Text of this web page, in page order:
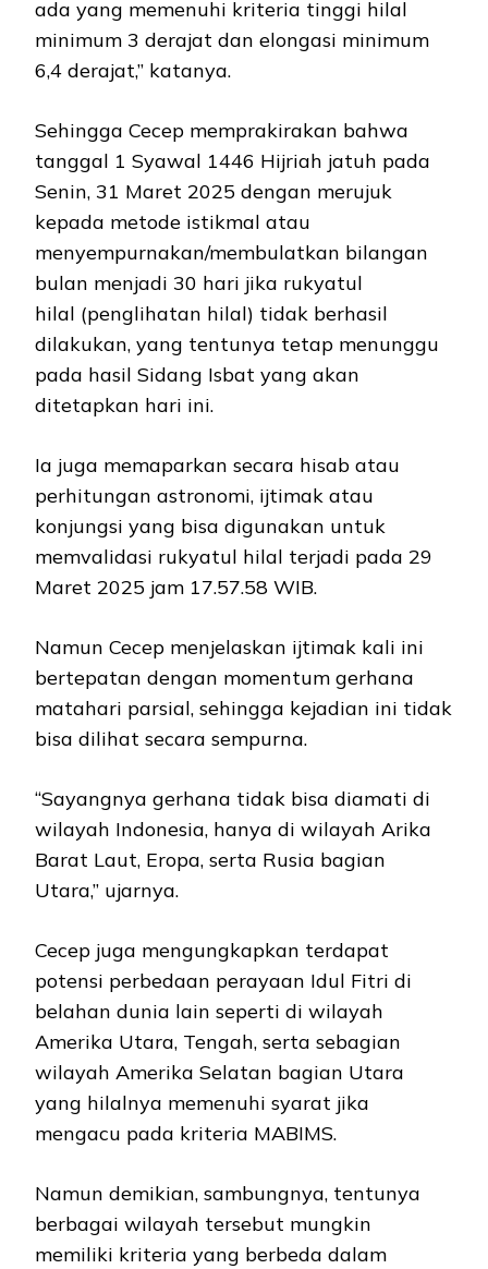
ada yang memenuhi kriteria tinggi hilal
minimum 3 derajat dan elongasi minimum
6,4 derajat,” katanya.
Sehingga Cecep memprakirakan bahwa
tanggal 1 Syawal 1446 Hijriah jatuh pada
Senin, 31 Maret 2025 dengan merujuk
kepada metode istikmal atau
menyempurnakan/membulatkan bilangan
bulan menjadi 30 hari jika rukyatul
hilal (penglihatan hilal) tidak berhasil
dilakukan, yang tentunya tetap menunggu
pada hasil Sidang Isbat yang akan
ditetapkan hari ini.
Ia juga memaparkan secara hisab atau
perhitungan astronomi, ijtimak atau
konjungsi yang bisa digunakan untuk
memvalidasi rukyatul hilal terjadi pada 29
Maret 2025 jam 17.57.58 WIB.
Namun Cecep menjelaskan ijtimak kali ini
bertepatan dengan momentum gerhana
matahari parsial, sehingga kejadian ini tidak
bisa dilihat secara sempurna.
“Sayangnya gerhana tidak bisa diamati di
wilayah Indonesia, hanya di wilayah Arika
Barat Laut, Eropa, serta Rusia bagian
Utara,” ujarnya.
Cecep juga mengungkapkan terdapat
potensi perbedaan perayaan Idul Fitri di
belahan dunia lain seperti di wilayah
Amerika Utara, Tengah, serta sebagian
wilayah Amerika Selatan bagian Utara
yang hilalnya memenuhi syarat jika
mengacu pada kriteria MABIMS.
Namun demikian, sambungnya, tentunya
berbagai wilayah tersebut mungkin
memiliki kriteria yang berbeda dalam